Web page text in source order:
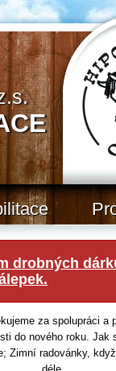
drobných
za spolupráci a
do nového roku.
Zimní radovánky,